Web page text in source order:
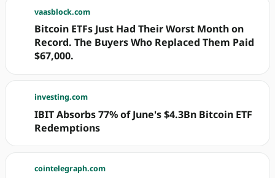
vaasblock.com
Bitcoin ETFs Just Had Their Worst Month on
Record. The Buyers Who Replaced Them Paid
$67,000.
investing.com
IBIT Absorbs 77% of June's $4.3Bn Bitcoin ETF
Redemptions
cointelegraph.com